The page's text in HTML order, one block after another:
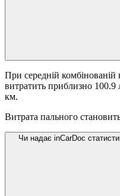
При середній комбінованій
витратить приблизно 100.9
км.
Витрата пального
Чи надає inCarDoc